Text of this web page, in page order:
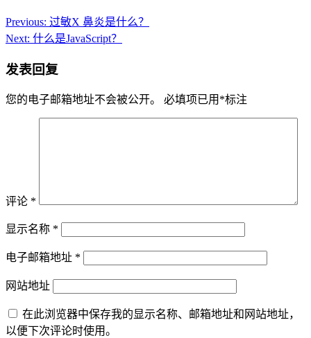
Previous: 过敏X 鼻炎是什么？
Next: 什么是JavaScript？
发表回复
您的电子邮箱地址不会被公开。 必填项已用 *标注
评论 *
显示名称 *
电子邮箱地址 *
网站地址
在此浏览器中保存我的显示名称、邮箱地址和网站地址，
以便下次评论时使用。